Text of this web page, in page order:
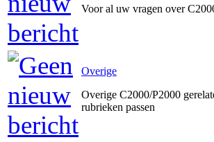
Voor al uw vragen over
Overige
Overige C2000/P2000
rubrieken passen